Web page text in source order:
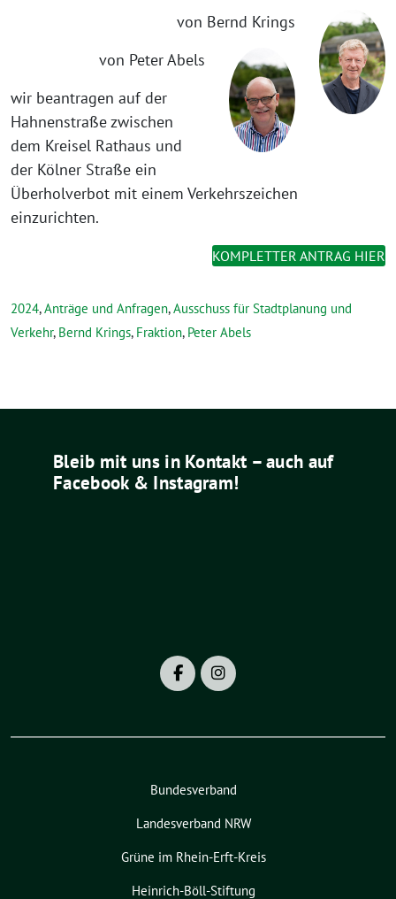
von Bernd Krings
von Peter Abels
wir beantragen auf der
Hahnenstraße zwischen
dem Kreisel Rathaus und
der Kölner Straße ein
Überholverbot mit einem Verkehrszeichen
einzurichten.
KOMPLETTER ANTRAG HIER
2024,Anträge und Anfragen,Ausschuss für Stadtplanung und
Verkehr, Bernd Krings, Fraktion, Peter Abels
Bleib mit uns in Kontakt – auch auf
Facebook & Instagram!
Bundesverband
Landesverband NRW
Grüne im Rhein-Erft-Kreis
Heinrich-Böll-Stiftung